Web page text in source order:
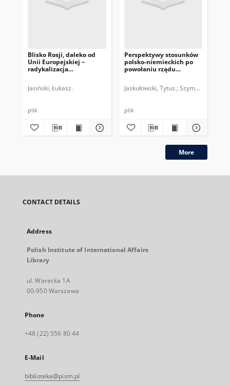
Blisko Rosji, daleko od
Unii Europejskiej –
radykalizacja
Jasiński, Łukasz.
plik
Perspektywy stosunków
polsko-niemieckich po
powołaniu rządu
Jaskułowski, Tytus. Szymański,
plik
More
CONTACT DETAILS
Address
Polish Institute of International Affairs
Library
ul. Warecka 1A
00-950 Warszawa
Phone
+48 (22) 556 80 44
E-Mail
biblioteka@pism.pl